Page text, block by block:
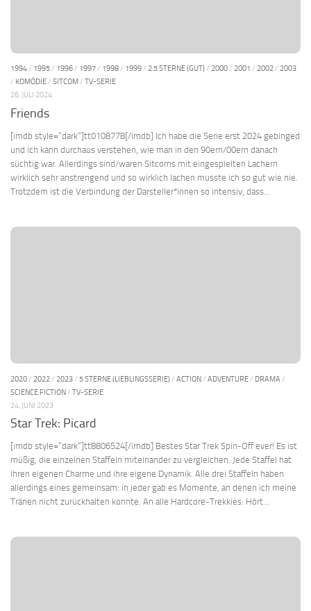
1994/ 1995/ 1996/ 1997/ 1998/ 1999/ 2.5 STERNE (GUT)/ 2000/ 2001 / 2002/ 2003
/ KOMÖDIE/ SITCOM/ TV-SERIE
26. JULI 2024
Friends
[imdb style=“dark“]tt0108778[/imdb] Ich habe die Serie erst 2024 gebinged
und ich kann durchaus verstehen, wie man in den 90ern/00ern danach
süchtig war. Allerdings sind/waren Sitcoms mit eingespielten Lachern
wirklich sehr anstrengend und so wirklich lachen musste ich so gut wie nie.
Trotzdem ist die Verbindung der Darsteller*innen so intensiv, dass...
2020 / 2022 / 2023 / 5 STERNE (LIEBLINGSSERIE) / ACTION / ADVENTURE / DRAMA /
SCIENCE FICTION / TV-SERIE
24. JUNI 2023
Star Trek: Picard
[imdb style=“dark“]tt8806524[/imdb] Bestes Star Trek Spin-Off ever! Es ist
müßig, die einzelnen Staffeln miteinander zu vergleichen. Jede Staffel hat
ihren eigenen Charme und ihre eigene Dynamik. Alle drei Staffeln haben
allerdings eines gemeinsam: in jeder gab es Momente, an denen ich meine
Tränen nicht zurückhalten konnte. An alle Hardcore-Trekkies: Hört...